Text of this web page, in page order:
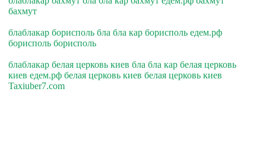
бахмут
блаблакар борисполь бла бла кар борисполь едем.рф
борисполь борисполь
блаблакар белая церковь киев бла бла кар белая церковь
киев едем.рф белая церковь киев белая церковь киев
Taxiuber7.com